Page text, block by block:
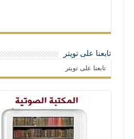
تابعنا على تويتر
تابعنا على تويتر